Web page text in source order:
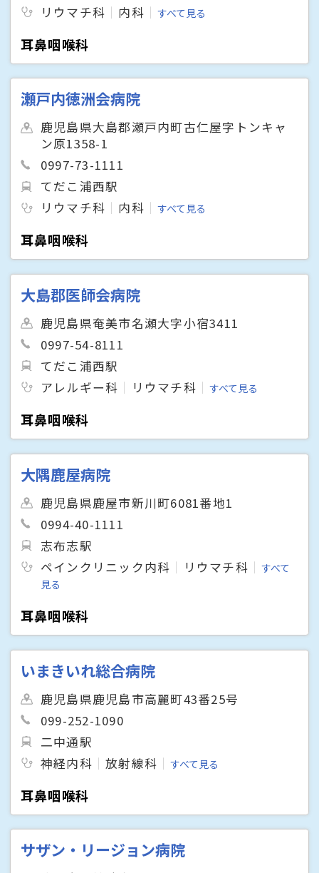
リウマチ科
内科 すべて見る
耳鼻咽喉科
瀬戸内徳洲会病院
鹿児島県大島郡瀬戸内町古仁屋字トンキャ
ン原1358-1
0997-73-1111
てだこ浦西駅
リウマチ科
内科 すべて見る
耳鼻咽喉科
大島郡医師会病院
鹿児島県奄美市名瀬大字小宿3411
0997-54-8111
てだこ浦西駅
アレルギー科
リウマチ科 すべて見る
耳鼻咽喉科
大隅鹿屋病院
鹿児島県鹿屋市新川町6081番地1
0994-40-1111
志布志駅
ペインクリニック内科
リウマチ科
すべて
見る
耳鼻咽喉科
いまきいれ総合病院
鹿児島県鹿児島市高麗町43番25号
099-252-1090
二中通駅
神経内科
放射線科 すべて見る
耳鼻咽喉科
サザン・リージョン病院